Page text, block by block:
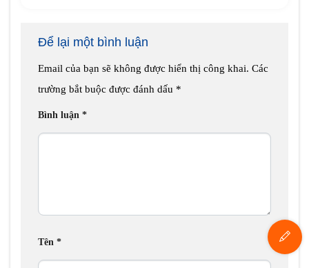
Để lại một bình luận
Email của bạn sẽ không được hiển thị công khai. Các
trường bắt buộc được đánh dấu *
Bình luận *
Tên *